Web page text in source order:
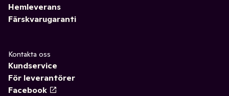
Hemleverans
Färskvarugaranti
Kontakta oss
Kundservice
För leverantörer
Facebook